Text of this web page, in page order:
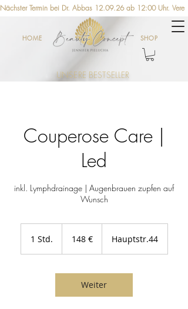
Nächster Termin bei Dr. Abbas 12.09.26 ab 12:00 Uhr.
UNSERE BESTSELLER
HOME SHOP
Couperose Care |
Led
inkl. Lymphdrainage | Augenbrauen zupfen auf
Wunsch
1 Std.
d
148 € Hauptstr.44
Weiter